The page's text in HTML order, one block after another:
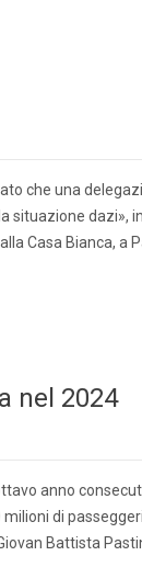
che una
situazione dazi»,
Casa Bianca, a
nel 2024
anno
di
Battista